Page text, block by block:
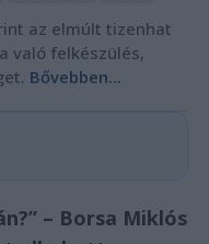
az elmúlt tizenhat
való felkészülés,
Bővebben...
– Borsa Miklós